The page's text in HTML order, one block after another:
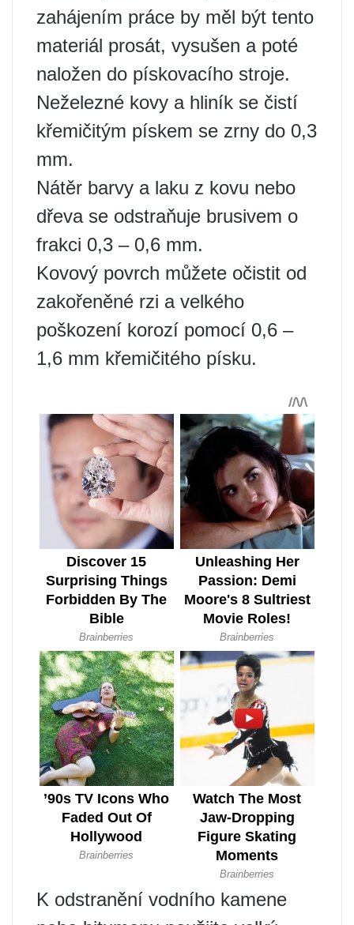
zahájením práce by měl být tento
materiál prosát, vysušen a poté
naložen do pískovacího stroje.
Neželezné kovy a hliník se čistí
křemičitým pískem se zrny do 0,3
mm.
Nátěr barvy a laku z kovu nebo
dřeva se odstraňuje brusivem o
frakci 0,3 – 0,6 mm.
Kovový povrch můžete očistit od
zakořeněné rzi a velkého
poškození korozí pomocí 0,6 –
1,6 mm křemičitého písku.
K odstranění vodního kamene